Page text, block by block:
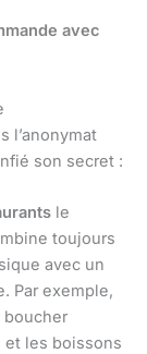
avec
l’anonymat
son secret :
le
toujours
avec un
Par exemple,
boucher
les boissons